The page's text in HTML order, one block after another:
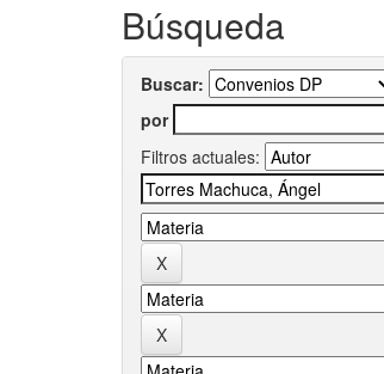
Búsqueda
Buscar:
por
Filtros actuales: